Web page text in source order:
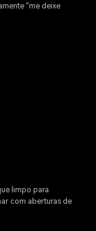
"me deixe
limpo para
com aberturas de